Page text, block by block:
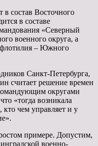
в состав Восточного
в составе
«Северный
военного округа, а
– Южного
Санкт-Петербурга,
считает решение времен
округами
«тогда возникала
чем управляет и у
примере. Допустим,
военно-